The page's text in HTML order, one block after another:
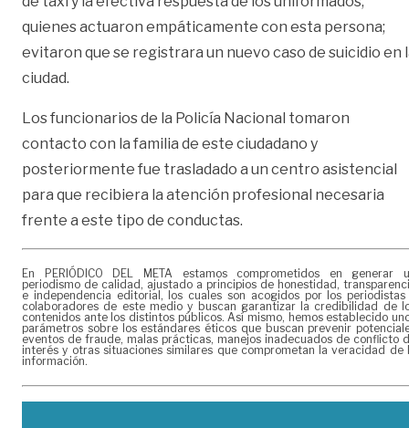
quienes actuaron empáticamente con esta persona;
evitaron que se registrara un nuevo caso de suicidio en
ciudad.
Los funcionarios de la Policía Nacional tomaron
contacto con la familia de este ciudadano y
posteriormente fue trasladado a un centro asistencial
para que recibiera la atención profesional necesaria
frente a este tipo de conductas.
En PERIÓDICO DEL META estamos comprometidos en generar
periodismo de calidad, ajustado a principios de honestidad,
e independencia editorial, los cuales son acogidos por los periodistas
colaboradores de este medio y buscan garantizar la credibilidad de
contenidos ante los distintos públicos. Así mismo, hemos establecido
parámetros sobre los estándares éticos que buscan prevenir
eventos de fraude, malas prácticas, manejos inadecuados de conflicto
interés y otras situaciones similares que comprometan la veracidad de
información.